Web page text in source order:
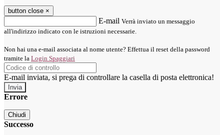
button close ×
E-mail Verrà inviato un messaggio
all'indirizzo indicato con le istruzioni necessarie.
Non hai una e-mail associata al nome utente? Effettua il reset della password
tramite la Login Spaggiari
E-mail inviata, si prega di controllare la casella di posta elettronica!
Errore
Chiudi
Successo